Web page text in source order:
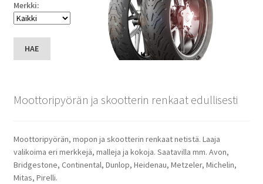
Merkki:
HAE
Moottoripyörän ja skootterin renkaat edullisesti
Moottoripyörän, mopon ja skootterin renkaat netistä. Laaja
valikoima eri merkkejä, malleja ja kokoja. Saatavilla mm. Avon,
Bridgestone, Continental, Dunlop, Heidenau, Metzeler, Michelin,
Mitas, Pirelli.